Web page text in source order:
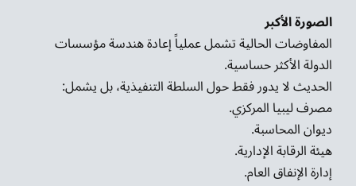
الصورة الأكبر
المفاوضات الحالية تشمل عملياً إعادة هندسة مؤسسات
الدولة الأكثر حساسية.
الحديث لا يدور فقط حول السلطة التنفيذية، بل يشمل:
مصرف ليبيا المركزي.
ديوان المحاسبة.
هيئة الرقابة الإدارية.
إدارة الإنفاق العام.